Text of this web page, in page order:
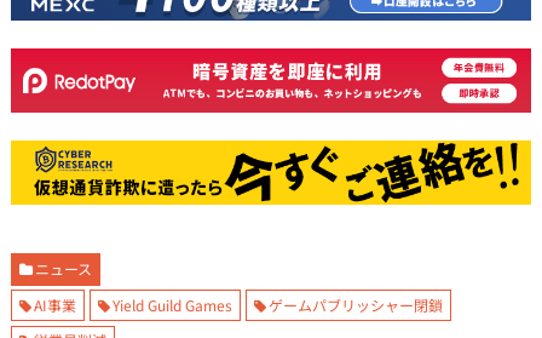
ニュース
AI事業
Yield Guild Games
ゲームパブリッシャー閉鎖